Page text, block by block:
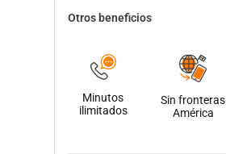
Otros beneficios
Minutos
ilimitados
Sin fronteras
América